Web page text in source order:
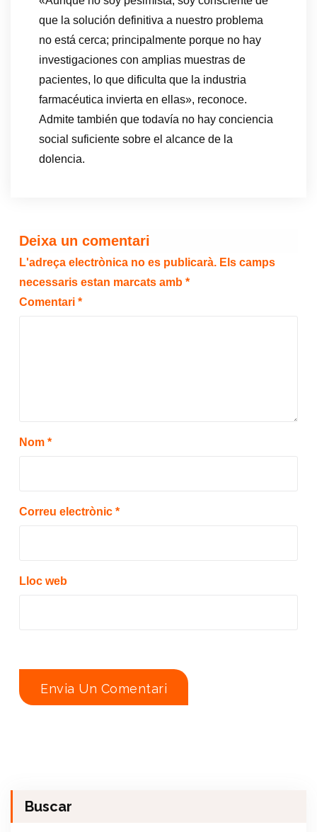
que la solución definitiva a nuestro problema
no está cerca; principalmente porque no hay
investigaciones con amplias muestras de
pacientes, lo que dificulta que la industria
farmacéutica invierta en ellas», reconoce.
Admite también que todavía no hay conciencia
social suficiente sobre el alcance de la
dolencia.
Deixa un comentari
L'adreça electrònica no es publicarà. Els camps
necessaris estan marcats amb *
Comentari *
Nom *
Correu electrònic *
Lloc web
Buscar